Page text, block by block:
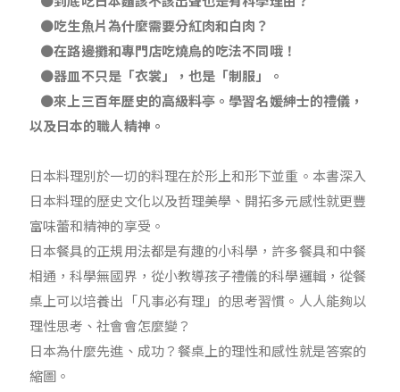
●吃生魚片為什麼需要分紅肉和白肉？
●在路邊攤和專門店吃燒鳥的吃法不同哦！
●器皿不只是「衣裳」，也是「制服」。
●來上三百年歷史的高級料亭。學習名媛紳士的禮儀，
以及日本的職人精神。
日本料理別於一切的料理在於形上和形下並重。本書深入
日本料理的歷史文化以及哲理美學、開拓多元感性就更豐
富味蕾和精神的享受。
日本餐具的正規用法都是有趣的小科學，許多餐具和中餐
相通，科學無國界，從小教導孩子禮儀的科學邏輯，從餐
桌上可以培養出「凡事必有理」的思考習慣。人人能夠以
理性思考、社會會怎麼變？
日本為什麼先進、成功？餐桌上的理性和感性就是答案的
縮圖。